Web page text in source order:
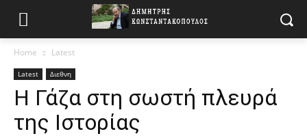
Home Latest
Latest Διεθνη
Η Γάζα στη σωστή πλευρά
της Ιστορίας